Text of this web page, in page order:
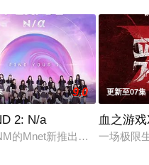
分聚到一起。是遵循必然的
9.0
2: N/a
的Mnet新推出的2024年全
更新至07集
血之游
一场极限